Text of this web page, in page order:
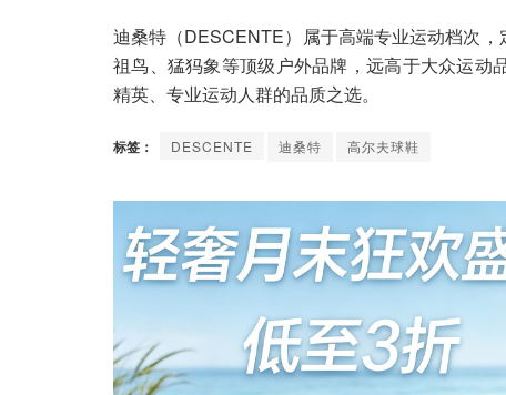
迪桑特（DESCENTE）属于高端专业运动档次
祖鸟、猛犸象等顶级户外品牌，远高于大众运动
精英、专业运动人群的品质之选。
标签： DESCENTE 迪桑特 高尔夫球鞋